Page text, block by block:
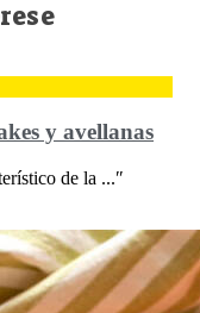
y avellanas
de la ...″